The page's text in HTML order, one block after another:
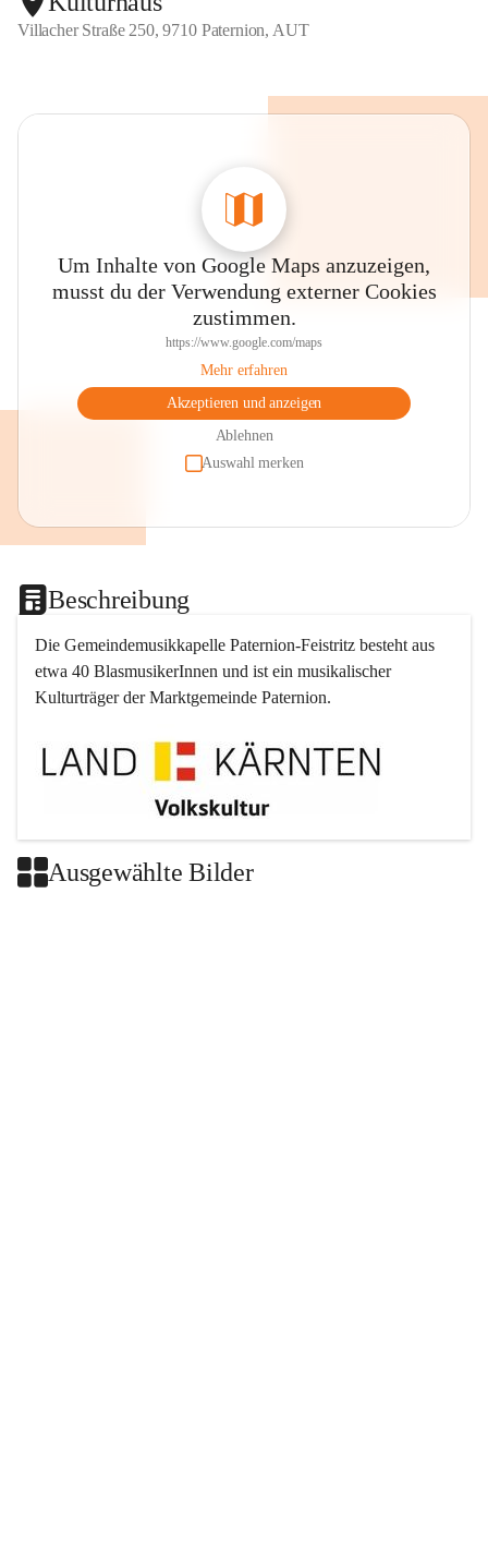
Villacher Straße 250, 9710 Paternion, AUT
Um Inhalte von Google Maps anzuzeigen,
musst du der Verwendung externer Cookies
zustimmen.
https://www.google.com/maps
Mehr erfahren
Akzeptieren und anzeigen
Ablehnen
Auswahl merken
Beschreibung
Die Gemeindemusikkapelle Paternion-Feistritz besteht aus
etwa 40 BlasmusikerInnen und ist ein musikalischer
Kulturträger der Marktgemeinde Paternion.
Ausgewählte Bilder